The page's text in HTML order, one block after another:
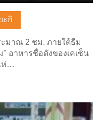
ะกิ
ะมาณ 2 ชม. ภายใต้ธีม
" อาหารชื่อดังของเคเซ็น
ห่…
าน